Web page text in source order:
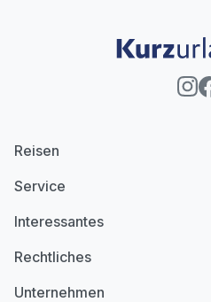
Reisen
Service
Interessantes
Rechtliches
Unternehmen